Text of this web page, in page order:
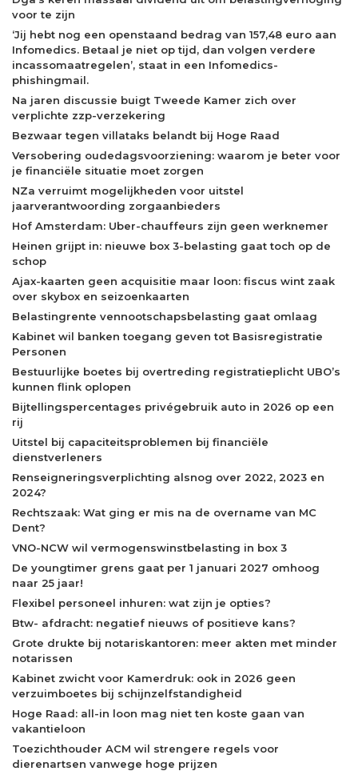
voor te zijn
‘Jij hebt nog een openstaand bedrag van 157,48 euro aan
Infomedics. Betaal je niet op tijd, dan volgen verdere
incassomaatregelen’, staat in een Infomedics-
phishingmail.
Na jaren discussie buigt Tweede Kamer zich over
verplichte zzp-verzekering
Bezwaar tegen villataks belandt bij Hoge Raad
Versobering oudedagsvoorziening: waarom je beter voor
je financiële situatie moet zorgen
NZa verruimt mogelijkheden voor uitstel
jaarverantwoording zorgaanbieders
Hof Amsterdam: Uber-chauffeurs zijn geen werknemer
Heinen grijpt in: nieuwe box 3-belasting gaat toch op de
schop
Ajax-kaarten geen acquisitie maar loon: fiscus wint zaak
over skybox en seizoenkaarten
Belastingrente vennootschapsbelasting gaat omlaag
Kabinet wil banken toegang geven tot Basisregistratie
Personen
Bestuurlijke boetes bij overtreding registratieplicht UBO’s
kunnen flink oplopen
Bijtellingspercentages privégebruik auto in 2026 op een
rij
Uitstel bij capaciteitsproblemen bij financiële
dienstverleners
Renseigneringsverplichting alsnog over 2022, 2023 en
2024?
Rechtszaak: Wat ging er mis na de overname van MC
Dent?
VNO-NCW wil vermogenswinstbelasting in box 3
De youngtimer grens gaat per 1 januari 2027 omhoog
naar 25 jaar!
Flexibel personeel inhuren: wat zijn je opties?
Btw- afdracht: negatief nieuws of positieve kans?
Grote drukte bij notariskantoren: meer akten met minder
notarissen
Kabinet zwicht voor Kamerdruk: ook in 2026 geen
verzuimboetes bij schijnzelfstandigheid
Hoge Raad: all-in loon mag niet ten koste gaan van
vakantieloon
Toezichthouder ACM wil strengere regels voor
dierenartsen vanwege hoge prijzen